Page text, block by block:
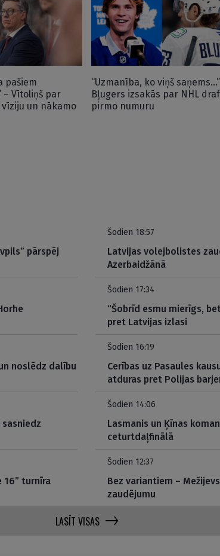
pašiem
– Vītoliņš par
un nākamo
“Uzmanība, ko viņš
Bļugers izsakās par NHL
pirmo numuru
pārspēj
Šodien 18:57
Latvijas volejbolistes
Azerbaidžānā
Šodien 17:34
“Šobrīd esmu mierīgs,
pret Latvijas izlasi
noslēdz dalību
Šodien 16:19
Cerības uz Pasaules
atduras pret Polijas
Šodien 14:06
Lasmanis un Ķīnas
ceturtdaļfinālā
16” turnīra
Šodien 12:37
Bez variantiem –
zaudējumu
LASĪT VISAS